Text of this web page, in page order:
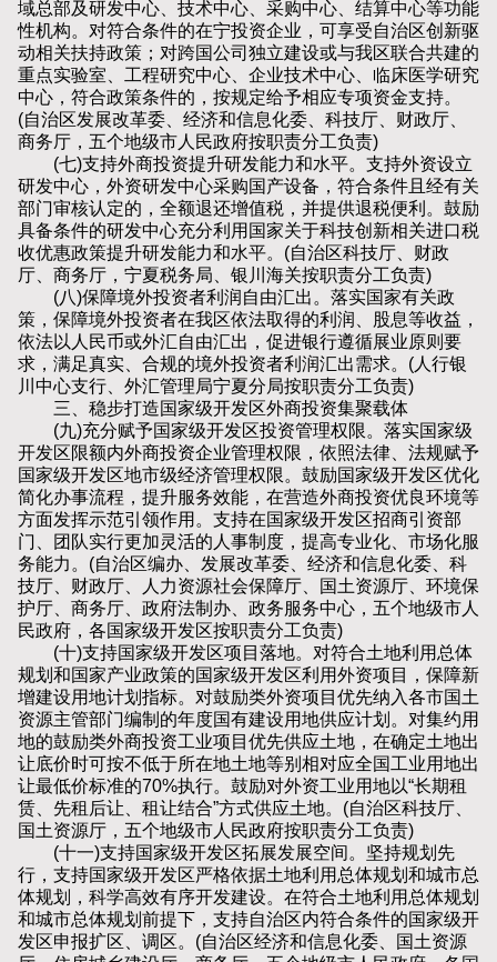
域总部及研发中心、技术中心、采购中心、结算中心等功能
性机构。对符合条件的在宁投资企业，可享受自治区创新驱
动相关扶持政策；对跨国公司独立建设或与我区联合共建的
重点实验室、工程研究中心、企业技术中心、临床医学研究
中心，符合政策条件的，按规定给予相应专项资金支持。
(自治区发展改革委、经济和信息化委、科技厅、财政厅、
商务厅，五个地级市人民政府按职责分工负责)
(七)支持外商投资提升研发能力和水平。支持外资设立
研发中心，外资研发中心采购国产设备，符合条件且经有关
部门审核认定的，全额退还增值税，并提供退税便利。鼓励
具备条件的研发中心充分利用国家关于科技创新相关进口税
收优惠政策提升研发能力和水平。(自治区科技厅、财政
厅、商务厅，宁夏税务局、银川海关按职责分工负责)
(八)保障境外投资者利润自由汇出。落实国家有关政
策，保障境外投资者在我区依法取得的利润、股息等收益，
依法以人民币或外汇自由汇出，促进银行遵循展业原则要
求，满足真实、合规的境外投资者利润汇出需求。(人行银
川中心支行、外汇管理局宁夏分局按职责分工负责)
三、稳步打造国家级开发区外商投资集聚载体
(九)充分赋予国家级开发区投资管理权限。落实国家级
开发区限额内外商投资企业管理权限，依照法律、法规赋予
国家级开发区地市级经济管理权限。鼓励国家级开发区优化
简化办事流程，提升服务效能，在营造外商投资优良环境等
方面发挥示范引领作用。支持在国家级开发区招商引资部
门、团队实行更加灵活的人事制度，提高专业化、市场化服
务能力。(自治区编办、发展改革委、经济和信息化委、科
技厅、财政厅、人力资源社会保障厅、国土资源厅、环境保
护厅、商务厅、政府法制办、政务服务中心，五个地级市人
民政府，各国家级开发区按职责分工负责)
(十)支持国家级开发区项目落地。对符合土地利用总体
规划和国家产业政策的国家级开发区利用外资项目，保障新
增建设用地计划指标。对鼓励类外资项目优先纳入各市国土
资源主管部门编制的年度国有建设用地供应计划。对集约用
地的鼓励类外商投资工业项目优先供应土地，在确定土地出
让底价时可按不低于所在地土地等别相对应全国工业用地出
让最低价标准的70%执行。鼓励对外资工业用地以“长期租
赁、先租后让、租让结合”方式供应土地。(自治区科技厅、
国土资源厅，五个地级市人民政府按职责分工负责)
(十一)支持国家级开发区拓展发展空间。坚持规划先
行，支持国家级开发区严格依据土地利用总体规划和城市总
体规划，科学高效有序开发建设。在符合土地利用总体规划
和城市总体规划前提下，支持自治区内符合条件的国家级开
发区申报扩区、调区。(自治区经济和信息化委、国土资源